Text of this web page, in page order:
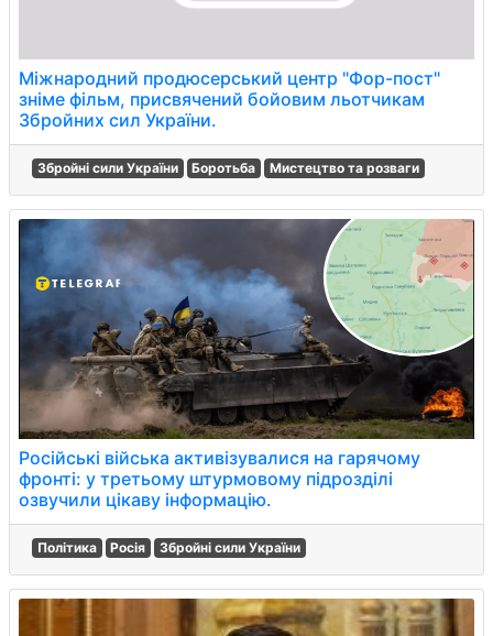
Міжнародний продюсерський центр "Фор-пост"
зніме фільм, присвячений бойовим льотчикам
Збройних сил України.
Збройні сили України Боротьба Мистецтво та розваги
Російські війська активізувалися на гарячому
фронті: у третьому штурмовому підрозділі
озвучили цікаву інформацію.
Політика Росія Збройні сили України